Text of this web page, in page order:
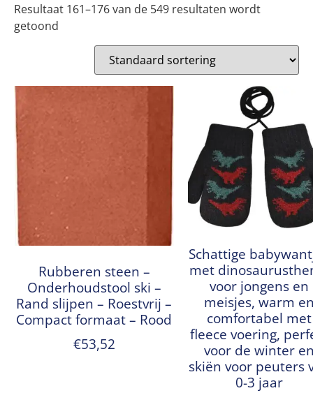
Resultaat 161–176 van de 549 resultaten wordt
getoond
Rubberen steen –
Onderhoudstool ski –
Rand slijpen – Roestvrij –
Compact formaat – Rood
€53,52
Schattige
met
voor jongens en
meisjes, warm
comfortabel met
fleece voering,
voor de winter
skiën voor peuters
0-3 jaar